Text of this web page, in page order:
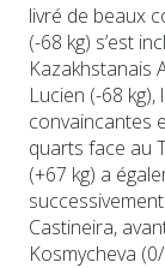
livré de beaux
(-68 kg) s’est
Kazakhstanais
Lucien (-68
convaincantes
quarts face au
(+67 kg) a
Castineira,
Kosmycheva